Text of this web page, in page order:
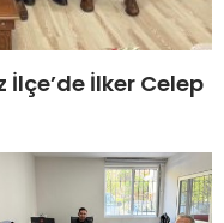
İlker Celep